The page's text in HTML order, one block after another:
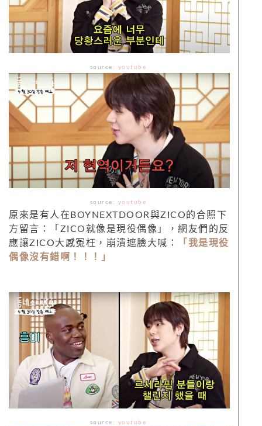
source: youtube
source: youtube
原來是有人在BOYNEXTDOOR與ZICO的合照下
方留言：「ZICO就像是現役偶像」，網友們的反
應讓ZICO大感冤枉，崩潰遮臉大喊：
「我是現役
偶像沒有錯啊！！！」
source: youtube